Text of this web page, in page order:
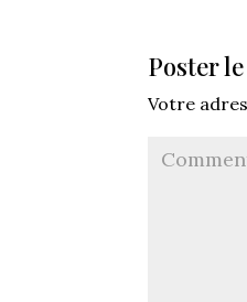
Poster
Votre